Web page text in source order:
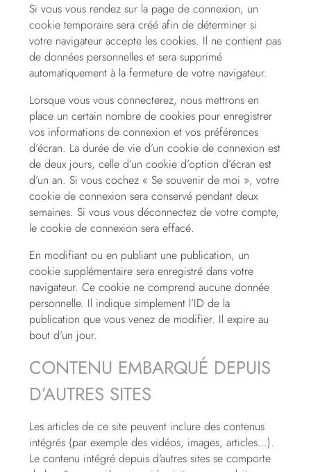
Si vous vous rendez sur la page de connexion, un
cookie temporaire sera créé afin de déterminer si
votre navigateur accepte les cookies. Il ne contient pas
de données personnelles et sera supprimé
automatiquement à la fermeture de votre navigateur.
Lorsque vous vous connecterez, nous mettrons en
place un certain nombre de cookies pour enregistrer
vos informations de connexion et vos préférences
d’écran. La durée de vie d’un cookie de connexion est
de deux jours, celle d’un cookie d’option d’écran est
d’un an. Si vous cochez « Se souvenir de moi », votre
cookie de connexion sera conservé pendant deux
semaines. Si vous vous déconnectez de votre compte,
le cookie de connexion sera effacé.
En modifiant ou en publiant une publication, un
cookie supplémentaire sera enregistré dans votre
navigateur. Ce cookie ne comprend aucune donnée
personnelle. Il indique simplement l’ID de la
publication que vous venez de modifier. Il expire au
bout d’un jour.
CONTENU EMBARQUÉ DEPUIS
D’AUTRES SITES
Les articles de ce site peuvent inclure des contenus
intégrés (par exemple des vidéos, images, articles…).
Le contenu intégré depuis d’autres sites se comporte